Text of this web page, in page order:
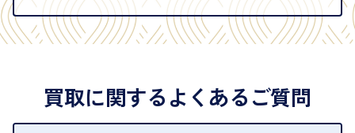
買取に関するよくあるご質問